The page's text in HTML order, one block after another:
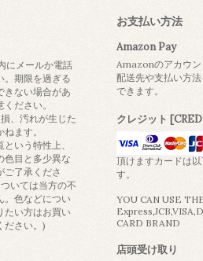
にメールか電話
。期限を過ぎる
きない場合があ
ださい。
、汚れが生じた
ます。
いう特性上、
色目と多少異な
ご了承くださ
いては当方の不
。色などについ
たい方はお買い
ださい。)
お支払い方法
Amazon Pay
Amazonのアカウン
配送先や支払い方
できます。
クレジット
頂けますカードは
す。
YOU CAN USE
CARD BRAND
店頭受け取り